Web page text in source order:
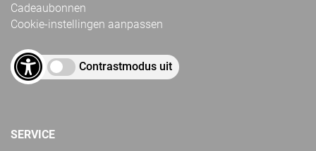
Cadeaubonnen
Cookie-instellingen aanpassen
Contrastmodus uit
SERVICE